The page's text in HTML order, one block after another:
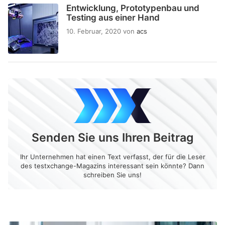
Entwicklung, Prototypenbau und
Testing aus einer Hand
10. Februar, 2020 von acs
Senden Sie uns Ihren Beitrag
Ihr Unternehmen hat einen Text verfasst, der für die Leser
des testxchange-Magazins interessant sein könnte? Dann
schreiben Sie uns!